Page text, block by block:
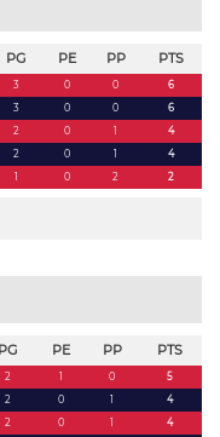
PG PE PP PTS
3 0 0
6
3 0 0
6
2 0 1
4
2 0 1
4
1 0 2 2
PG PE PP PTS
2 1 0
5
2 0 1
4
2 0 1
4